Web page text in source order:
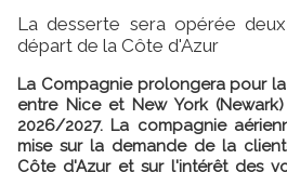
La desserte sera opérée
départ de la Côte d'Azur
La Compagnie prolongera pour
entre Nice et New York
2026/2027. La compagnie
mise sur la demande de la
Côte d'Azur et sur l'intérêt des